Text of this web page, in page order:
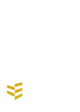
is
ook gebruikt